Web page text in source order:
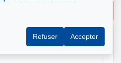
moi un courriel
Refuser Accepter